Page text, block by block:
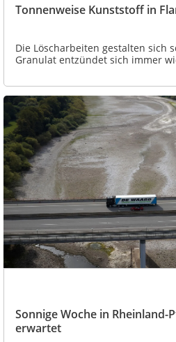
Tonnenweise Kunststoff in
Die Löscharbeiten gestalten sich
Granulat entzündet sich immer
Sonnige Woche in Rheinland-
erwartet